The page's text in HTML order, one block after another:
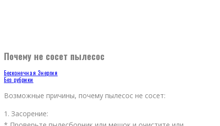
Почему не сосет пылесос
Бесконечная Энергия
Без рубрики
Возможные причины, почему пылесос не сосет:
1. Засорение: